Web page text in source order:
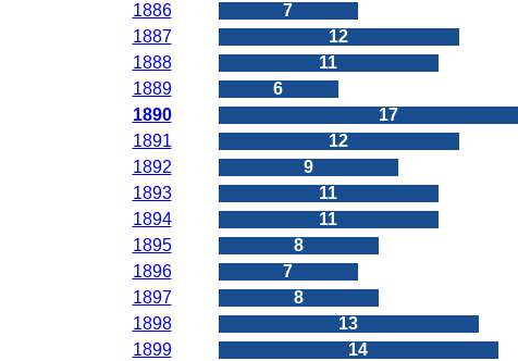
1886
7
1887
12
1888
11
1889
6
1890
17
1891
12
1892
9
1893
11
1894
11
1895
8
1896
7
1897
8
1898
13
1899
14